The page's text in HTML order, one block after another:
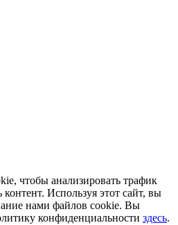
чтобы анализировать трафик
контент. Используя этот сайт, вы
нами файлов cookie. Вы
конфиденциальности здесь.